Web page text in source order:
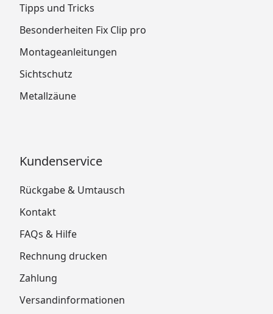
Tipps und Tricks
Besonderheiten Fix Clip pro
Montageanleitungen
Sichtschutz
Metallzäune
Kundenservice
Rückgabe & Umtausch
Kontakt
FAQs & Hilfe
Rechnung drucken
Zahlung
Versandinformationen